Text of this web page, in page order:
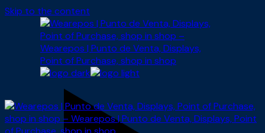
Skip to the content